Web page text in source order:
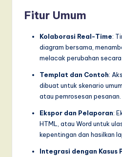
Fitur Umum
Kolaborasi Real-Time:
diagram bersama,
melacak perubahan
Templat dan Contoh:
dibuat untuk skenario
atau pemrosesan pesanan.
Ekspor dan Pelaporan:
HTML, atau Word untuk
kepentingan dan hasilkan
Integrasi dengan Kasus